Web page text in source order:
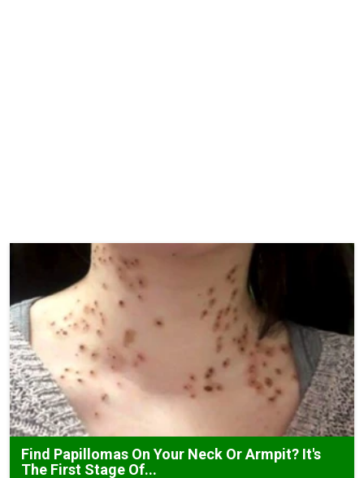
Find Papillomas On Your Neck Or Armpit? It's
The First Stage Of...